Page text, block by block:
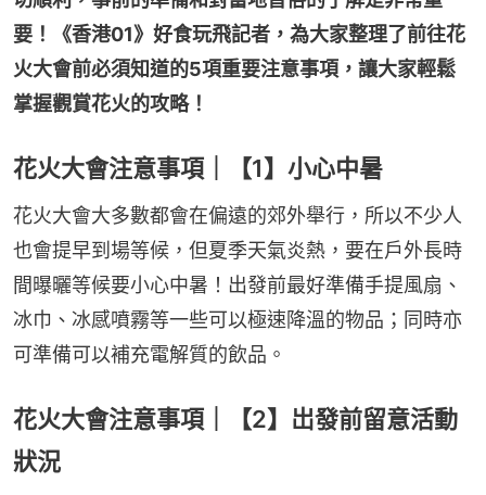
要！《香港01》好食玩飛記者，為大家整理了前往花
火大會前必須知道的5項重要注意事項，讓大家輕鬆
掌握觀賞花火的攻略！
花火大會注意事項｜【1】小心中暑
花火大會大多數都會在偏遠的郊外舉行，所以不少人
也會提早到場等候，但夏季天氣炎熱，要在戶外長時
間曝曬等候要小心中暑！出發前最好準備手提風扇、
冰巾、冰感噴霧等一些可以極速降溫的物品；同時亦
可準備可以補充電解質的飲品。
花火大會注意事項｜【2】岀發前留意活動
狀況